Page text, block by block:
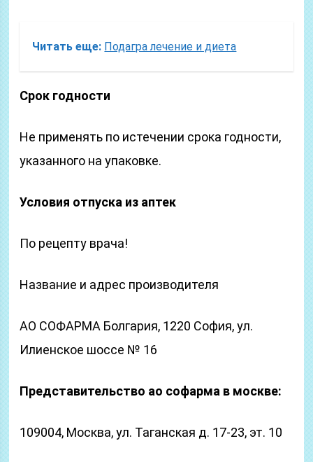
Читать еще: Подагра лечение и диета
Срок годности
Не применять по истечении срока годности,
указанного на упаковке.
Условия отпуска из аптек
По рецепту врача!
Название и адрес производителя
АО СОФАРМА Болгария, 1220 София, ул.
Илиенское шоссе № 16
Представительство ао софарма в москве:
109004, Москва, ул. Таганская д. 17-23, эт. 10